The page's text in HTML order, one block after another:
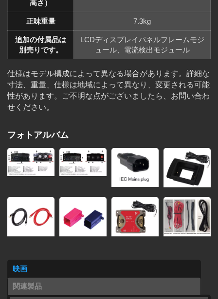
高さ）
正味重量 7.3kg
追加の付属品は
別売りです。
LCDディスプレイパネルフレームモジ
ュール、電流検出モジュール
仕様はモデル構成によって異なる場合があります。詳細な
寸法、重量、仕様は地域によって異なり、変更される可能
性があります。ご不明な点がございましたら、お問い合わ
せください。
フォトアルバム
映画
関連製品